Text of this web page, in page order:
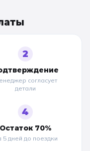
2
согласует
детали
4
Остаток 70%
5 дней до поездки